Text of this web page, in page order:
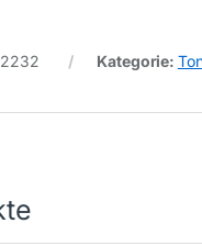
Kategorie: